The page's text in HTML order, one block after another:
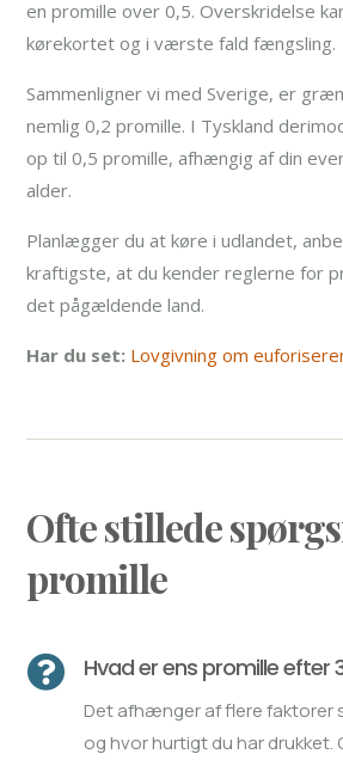
en promille over 0,5. Overskridelse
kørekortet og i værste fald fængsling.
Sammenligner vi med Sverige, er
nemlig 0,2 promille. I Tyskland
op til 0,5 promille, afhængig af din
alder.
Planlægger du at køre i udlandet,
kraftigste, at du kender reglerne for
det pågældende land.
Har du set: Lovgivning om
Ofte stillede
promille
 Hvad er ens promille efter
Det afhænger af flere faktorer
og hvor hurtigt du har drukket.